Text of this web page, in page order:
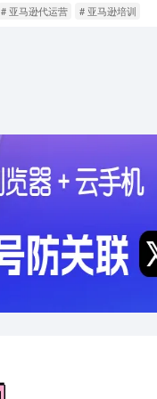
# 亚马逊代运营 # 亚马逊培训